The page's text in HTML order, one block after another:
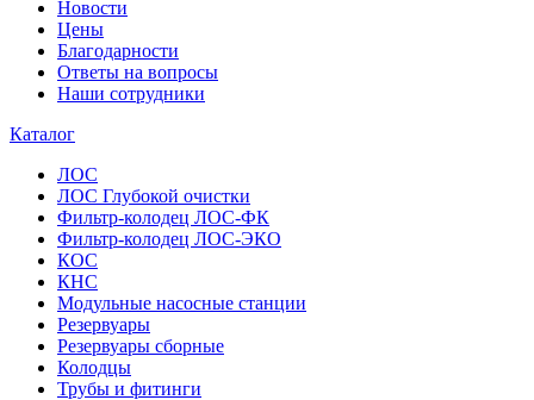
Новости
Цены
Благодарности
Ответы на вопросы
Наши сотрудники
Каталог
ЛОС
ЛОС Глубокой очистки
Фильтр-колодец ЛОС-ФК
Фильтр-колодец ЛОС-ЭКО
КОС
КНС
Модульные насосные станции
Резервуары
Резервуары сборные
Колодцы
Трубы и фитинги